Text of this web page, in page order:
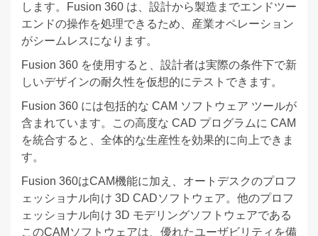
します。Fusion 360 は、設計から製造までエンドツー
エンドの操作を処理できるため、産業オペレーション
がシームレスになります。
Fusion 360 を使用すると、設計者は実際の条件下で新
しいデザインの耐久性を仮想的にテストできます。
Fusion 360 には包括的な CAM ソフトウェア ツールが
含まれています。この高度な CAD プログラムに CAM
を統合すると、全体的な生産性を効果的に向上できま
す。
Fusion 360はCAM機能に加え、オートデスクのプロフ
ェッショナル向け 3D CADソフトウェア。他のプロフ
ェッショナル向け 3D モデリングソフトウェアである
このCAMソフトウェアは、優れたユーザビリティを備